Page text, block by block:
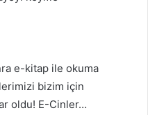
e-kitap ile okuma
bizim için
oldu! E-Cinler…